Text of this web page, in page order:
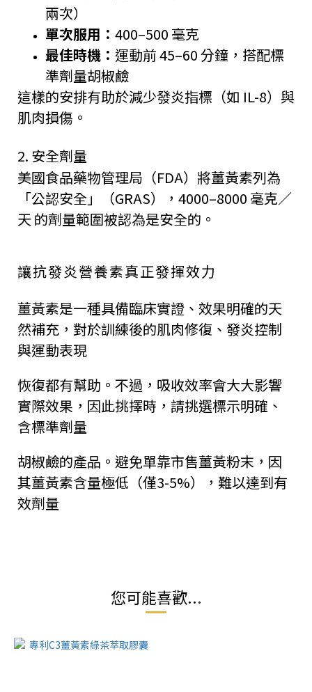
兩次）
單次服用： 400–500 毫克
最佳時機： 運動前 45–60 分鐘，搭配標
準劑量胡椒鹼
這樣的安排有助於減少發炎指標（如 IL-8）與
肌肉損傷。
2. 安全劑量
美國食品藥物管理局（FDA）將薑黃素列為
「公認安全」（GRAS），4000–8000 毫克／
天 的劑量範圍被認為是安全的。
讓抗發炎營養素真正發揮效力
薑黃素是一種具備臨床實證、效果明確的天
然補充，對於訓練後的肌肉修復、發炎控制
與運動表現
恢復都有幫助。不過，吸收效率會大大影響
實際效果，因此挑擇時，請挑選標示明確、
含標準劑量
胡椒鹼的產品。避免單靠市售薑黃粉末，因
其薑黃素含量極低（僅3-5%），難以達到有
效劑量
您可能喜歡...